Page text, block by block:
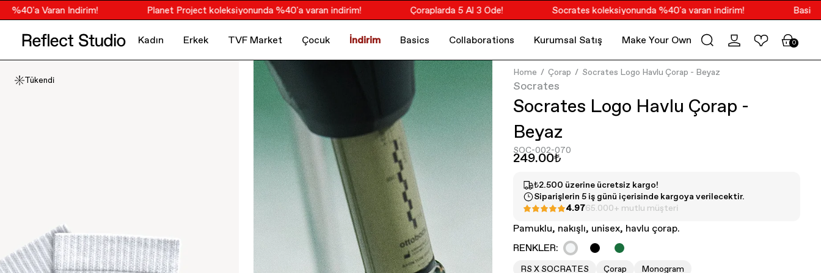
Varan İndirim! Planet Project koleksiyonunda %40'a varan indirim! Çoraplarda 5 Al 3 Öde! Socrates koleksiyonunda %40'a varan indirim! Basics
Kadın Erkek TVF Market Çocuk İndirim Basics Collaborations Kurumsal Satış Make Your Own Merch PoV 0
Tükendi
Home Çorap Socrates Logo Havlu Çorap - Beyaz
Socrates
Socrates Logo Havlu Çorap -
Beyaz
SOC-002-070
249.00₺
₺2.500 üzerine ücretsiz kargo!
Siparişlerin 5 iş günü içerisinde kargoya verilecektir.
4.9765.000+ mutlu müşteri
Pamuklu, nakışlı, unisex, havlu çorap.
RENKLER:
Çorap Monogram
RS X SOCRATES